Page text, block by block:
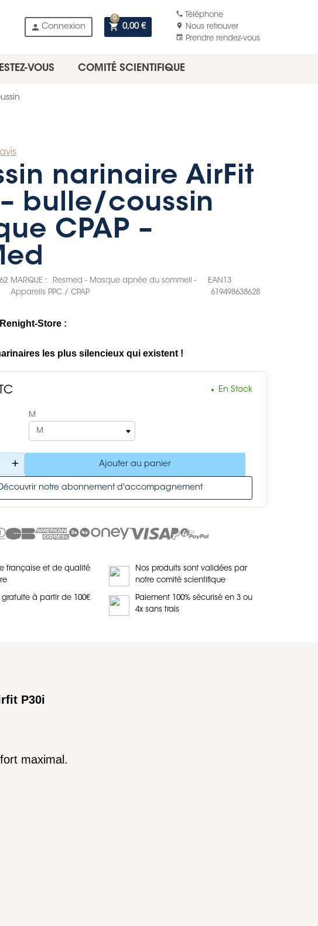
person Connexion shopping_cart 0,00 €
0
phone Téléphone
location_on
Nous retrouver
event
Prendre rendez-vous
VOUS COMITÉ SCIENTIFIQUE
narinaire AirFit
bulle/coussin
CPAP –
MARQUE :
Resmed - Masque apnée du sommeil -
Appareils PPC / CPAP
EAN13
619498638628
Store :
les plus silencieux qui existent !
En Stock
M
add Ajouter au panier
notre abonnement d'accompagnement
française et de qualité
Nos produits sont validées par
notre comité scientifique
gratuite à partir de 100€
Paiement 100% sécurisé en 3 ou
4x sans frais
P30i
maximal.